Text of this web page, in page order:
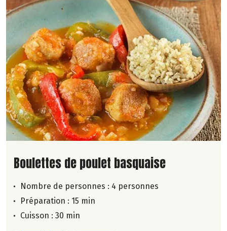
Lire la suite de la recette
Boulettes de poulet basquaise
Nombre de personnes : 4 personnes
Préparation : 15 min
Cuisson : 30 min